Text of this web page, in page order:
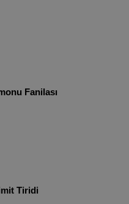
Fanilası
Tiridi